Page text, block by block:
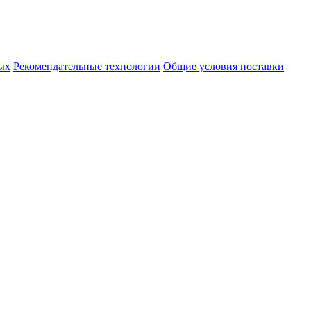
Рекомендательные технологии Общие условия поставки